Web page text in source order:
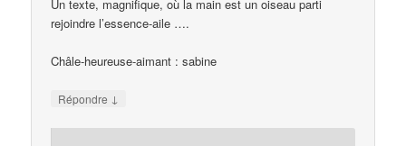
Un texte, magnifique, où la main est un oiseau parti
rejoindre l’essence-aile ….
Châle-heureuse-aimant : sabine
Répondre ↓